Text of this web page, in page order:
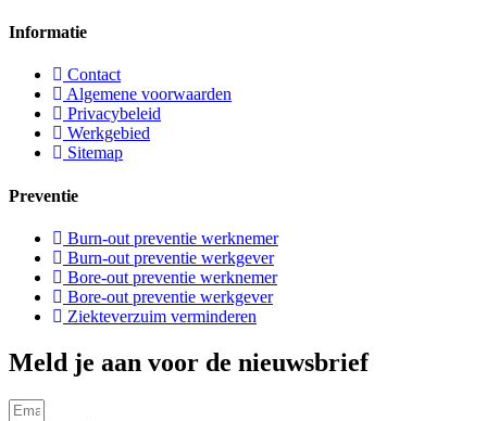
Informatie
Contact
Algemene voorwaarden
Privacybeleid
Werkgebied
Sitemap
Preventie
Burn-out preventie werknemer
Burn-out preventie werkgever
Bore-out preventie werknemer
Bore-out preventie werkgever
Ziekteverzuim verminderen
Meld je aan voor de nieuwsbrief